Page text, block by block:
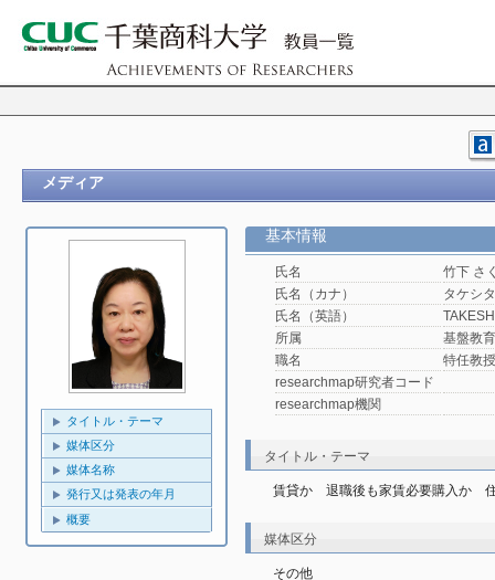
メディア
タイトル・テーマ
媒体区分
媒体名称
発行又は発表の年月
概要
基本情報
氏名
竹下 さ
氏名（カナ）
タケシ
氏名（英語）
所属
基盤教
職名
特任教授
researchmap研究者コード
researchmap機関
タイトル・テーマ
賃貸か　退職後も家賃必要購入か　
媒体区分
その他